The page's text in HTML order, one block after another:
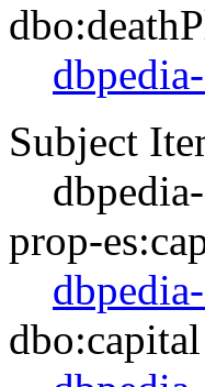
Subject
prop-
dbo:capital